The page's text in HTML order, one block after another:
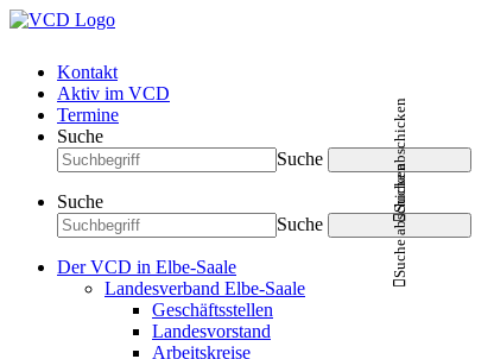
Kontakt
Aktiv im VCD
Termine
Suche
Suche
Suche abschicken
Suche
Suche
Suche abschicken
Der VCD in Elbe-Saale
Landesverband Elbe-Saale
Geschäftsstellen
Landesvorstand
Arbeitskreise